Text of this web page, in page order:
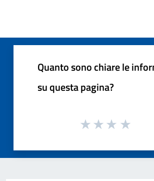
Quanto sono chiare le
su questa pagina?